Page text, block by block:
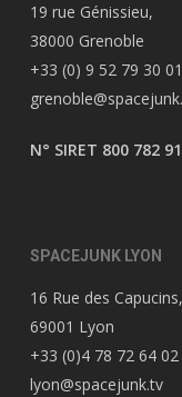
19 rue Génissieu,
38000 Grenoble
+33 (0) 9 52 79 30 01
N° SIRET 800 782
SPACEJUNK LYON
16 Rue des Capucins,
69001 Lyon
+33 (0)4 78 72 64 02
lyon@spacejunk.tv